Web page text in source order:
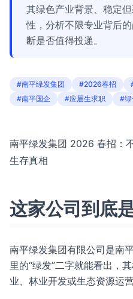
其绿色产业背景、稳定
性，分析不限专业背后
断是否值得投递。
#南平绿发集团 #2026春招
#南平国企
#应届生求职 #绿
南平绿发集团 2026 春招：
生存真相
这家公司到底
南平绿发集团有限公司是南
里的“绿发”二字就能看出，
业、林业开发或生态资源运营